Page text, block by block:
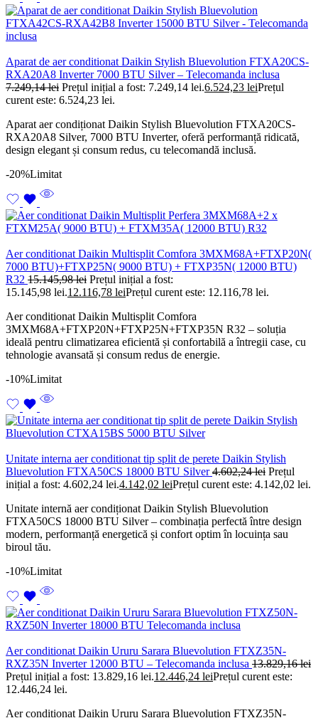
Aparat de aer conditionat Daikin Stylish Bluevolution FTXA20CS-
RXA20A8 Inverter 7000 BTU Silver – Telecomanda inclusa
7.249,14lei Prețul inițial a fost: 7.249,14 lei.6.524,23 leiPrețul
curent este: 6.524,23 lei.
Aparat aer condiționat Daikin Stylish Bluevolution FTXA20CS-
RXA20A8 Silver, 7000 BTU Inverter, oferă performanță ridicată,
design elegant și consum redus, cu telecomandă inclusă.
-20%Limitat
Aer conditionat Daikin Multisplit Comfora 3MXM68A+FTXP20N(
7000 BTU)+FTXP25N( 9000 BTU) + FTXP35N( 12000 BTU)
R32 15.145,98lei Prețul inițial a fost:
15.145,98 lei.12.116,78 leiPrețul curent este: 12.116,78 lei.
Aer conditionat Daikin Multisplit Comfora
3MXM68A+FTXP20N+FTXP25N+FTXP35N R32 – soluția
ideală pentru climatizarea eficientă și confortabilă a întregii case, cu
tehnologie avansată și consum redus de energie.
-10%Limitat
Unitate interna aer conditionat tip split de perete Daikin Stylish
Bluevolution FTXA50CS 18000 BTU Silver4.602,24lei Prețul
inițial a fost: 4.602,24 lei.4.142,02 leiPrețul curent este: 4.142,02 lei.
Unitate internă aer condiționat Daikin Stylish Bluevolution
FTXA50CS 18000 BTU Silver – combinația perfectă între design
modern, performanță energetică și confort optim în locuința sau
biroul tău.
-10%Limitat
Aer conditionat Daikin Ururu Sarara Bluevolution FTXZ35N-
RXZ35N Inverter 12000 BTU – Telecomanda inclusa 13.829,16lei
Prețul inițial a fost: 13.829,16 lei.12.446,24 leiPrețul curent este:
12.446,24 lei.
Aer condiționat Daikin Ururu Sarara Bluevolution FTXZ35N-